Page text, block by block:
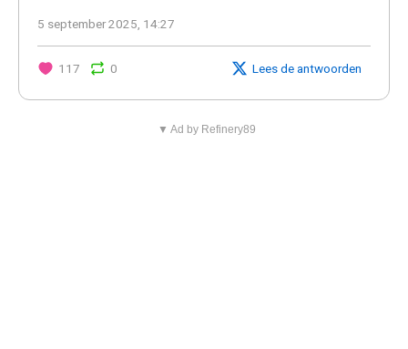
5 september 2025, 14:27
117 0 Lees de antwoorden
▼ Ad by Refinery89